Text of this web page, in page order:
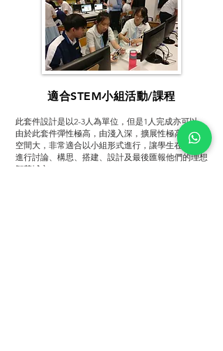
適合STEM小組活動/課程
此套件設計是以2-3人為單位，但是1人完成亦可以。
由於此套件彈性極高，由淺入深，擴展性極高，設計
空間大，非常適合以小組形式進行，讓學生在小組內
進行討論、構思、搭建、設計及最後匯報他們的理想
智慧城市。